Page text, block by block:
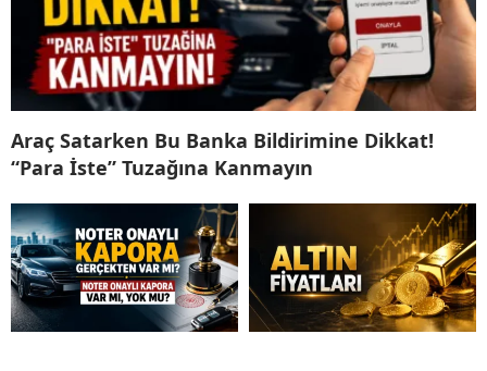
Araç Satarken Bu Banka Bildirimine Dikkat!
“Para İste” Tuzağına Kanmayın